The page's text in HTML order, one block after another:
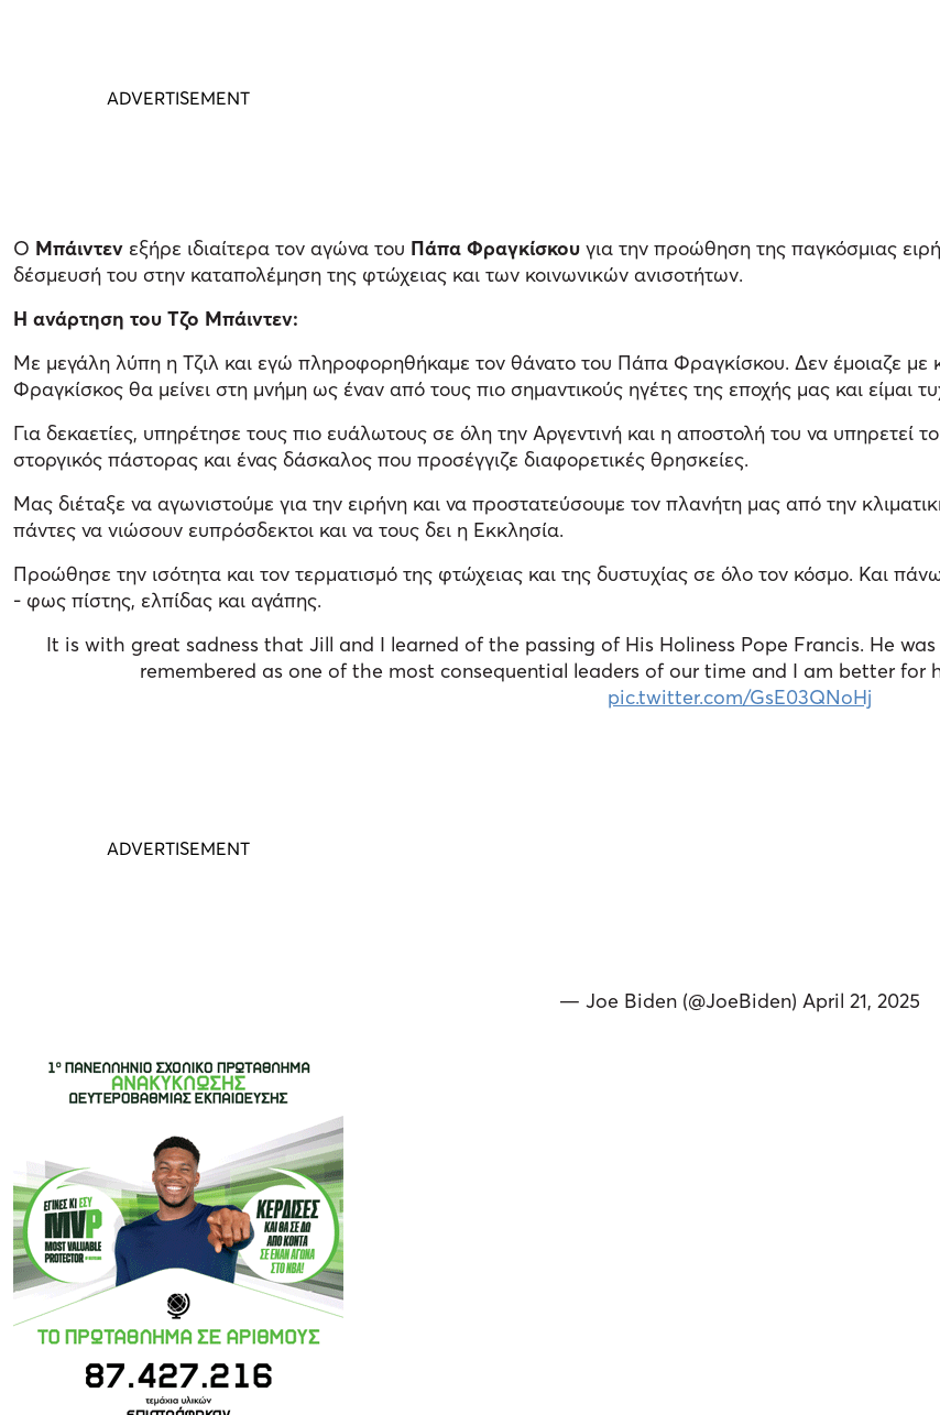
Ο Μπάιντεν εξήρε ιδιαίτερα τον αγώνα του Πάπα Φραγκίσκου για την προώθηση της παγκόσμιας
δέσμευσή του στην καταπολέμηση της φτώχειας και των κοινωνικών ανισοτήτων.
Η ανάρτηση του Τζο Μπάιντεν:
Με μεγάλη λύπη η Τζιλ και εγώ πληροφορηθήκαμε τον θάνατο του Πάπα Φραγκίσκου. Δεν έμοιαζε με
Φραγκίσκος θα μείνει στη μνήμη ως έναν από τους πιο σημαντικούς ηγέτες της εποχής μας και είμαι
Για δεκαετίες, υπηρέτησε τους πιο ευάλωτους σε όλη την Αργεντινή και η αποστολή του να
στοργικός πάστορας και ένας δάσκαλος που προσέγγιζε διαφορετικές θρησκείες.
Μας διέταξε να αγωνιστούμε για την ειρήνη και να προστατεύσουμε τον πλανήτη μας από την
πάντες να νιώσουν ευπρόσδεκτοι και να τους δει η Εκκλησία.
Προώθησε την ισότητα και τον τερματισμό της φτώχειας και της δυστυχίας σε όλο τον κόσμο. Και
- φως πίστης, ελπίδας και αγάπης.
It is with great sadness that Jill and I learned of the passing of His Holiness Pope Francis. He
remembered as one of the most consequential leaders of our time and I am better for
pic.twitter.com/GsE03QNoHj
— Joe Biden (@JoeBiden) April 21, 2025